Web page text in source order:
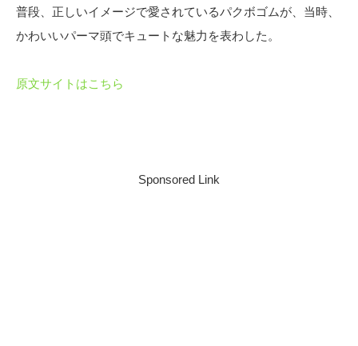
普段、正しいイメージで愛されているパクボゴムが、当時、
かわいいパーマ頭でキュートな魅力を表わした。
原文サイトはこちら
Sponsored Link